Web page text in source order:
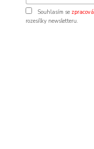
Souhlasím se
rozesílky newsletteru.